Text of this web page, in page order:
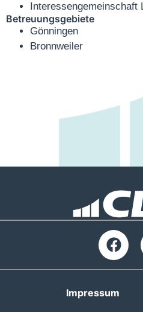
Interessengemeinschaft
Betreuungsgebiete
Gönningen
Bronnweiler
Impressum